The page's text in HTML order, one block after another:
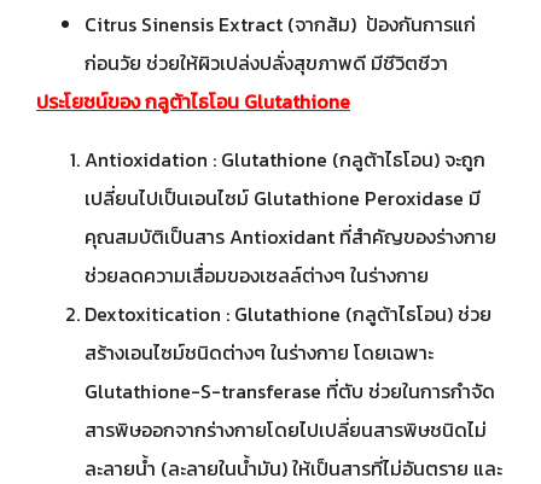
Citrus Sinensis Extract (จากส้ม) ป้องกันการแก่
ก่อนวัย ช่วยให้ผิวเปล่งปลั่งสุขภาพดี มีชีวิตชีวา
ประโยชน์ของ กลูต้าไธโอน Glutathione
Antioxidation : Glutathione (กลูต้าไธโอน) จะถูก
เปลี่ยนไปเป็นเอนไซม์ Glutathione Peroxidase มี
คุณสมบัติเป็นสาร Antioxidant ที่สำคัญของร่างกาย
ช่วยลดความเสื่อมของเซลล์ต่างๆ ในร่างกาย
Dextoxitication : Glutathione (กลูต้าไธโอน) ช่วย
สร้างเอนไซม์ชนิดต่างๆ ในร่างกาย โดยเฉพาะ
Glutathione-S-transferase ที่ตับ ช่วยในการกำจัด
สารพิษออกจากร่างกายโดยไปเปลี่ยนสารพิษชนิดไม่
ละลายน้ำ (ละลายในน้ำมัน) ให้เป็นสารที่ไม่อันตราย และ